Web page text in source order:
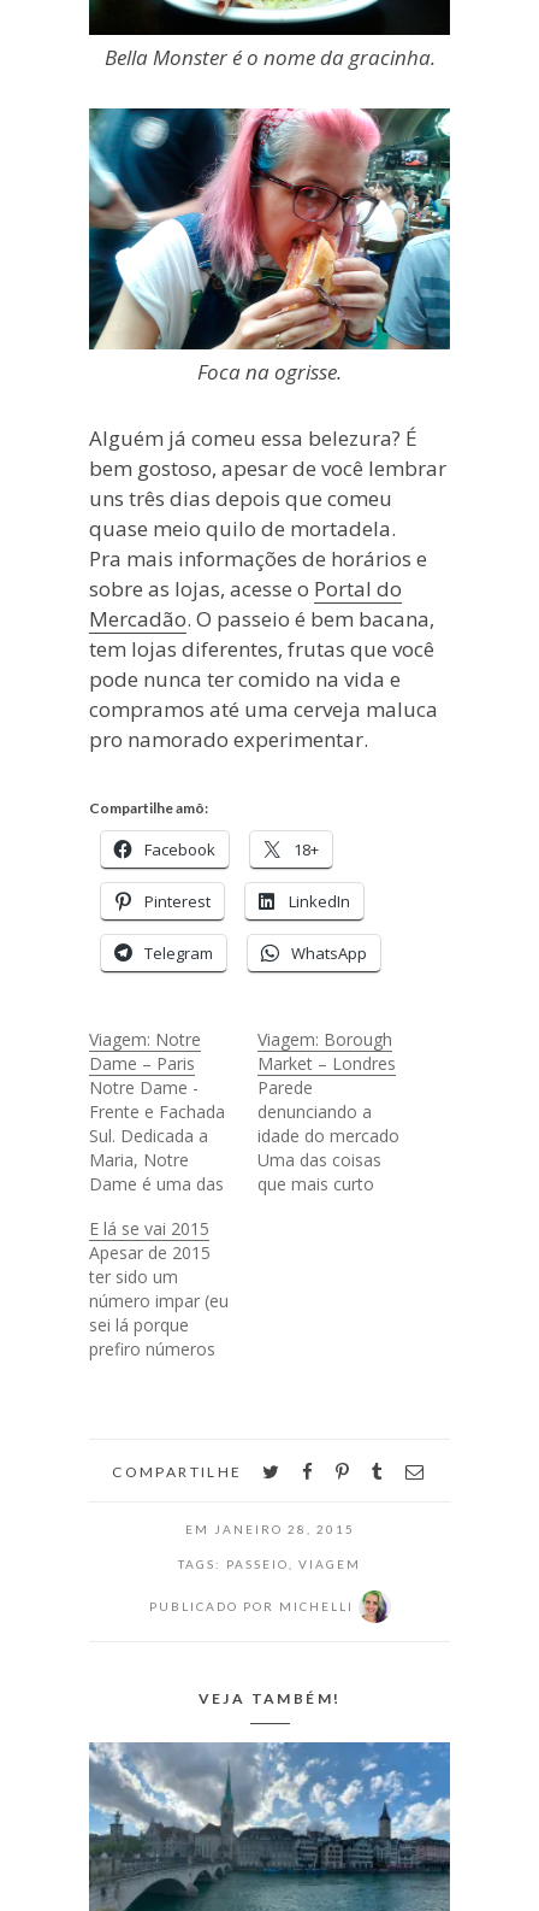
Bella Monster é o nome da gracinha.
Foca na ogrisse.
Alguém já comeu essa belezura? É
bem gostoso, apesar de você lembrar
uns três dias depois que comeu
quase meio quilo de mortadela.
Pra mais informações de horários e
sobre as lojas, acesse o Portal do
Mercadão. O passeio é bem bacana,
tem lojas diferentes, frutas que você
pode nunca ter comido na vida e
compramos até uma cerveja maluca
pro namorado experimentar.
Compartilhe amô:
Facebook 18+
Pinterest LinkedIn
Telegram WhatsApp
Viagem: Notre
Dame – Paris
Notre Dame -
Frente e Fachada
Sul. Dedicada a
Maria, Notre
Dame é uma das
famosas em todo
o mundo. Sua
construção
começou no ano
de 1163 e só
terminou 167
de Napoleão
Viagem: Borough
Market – Londres
Parede
denunciando a
idade do mercado
Uma das coisas
que mais curto
supermercado pra
coisas. Então
descobrimos o
Borough logo
arrumamos um…
E lá se vai 2015
Apesar de 2015
ter sido um
número impar (eu
sei lá porque
prefiro números
na minha vida,
lembrar como foi
Uma coisa é
COMPARTILHE twitterfacebookpinterest
tumblr
EM JANEIRO 28, 2015
TAGS: PASSEIO VIAGEM
PUBLICADO POR MICHELLI
VEJA TAMBÉM!